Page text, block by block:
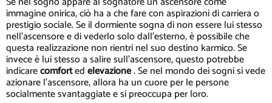
immagine onirica, ciò ha a che fare con aspirazioni di carriera o
prestigio sociale. Se il dormiente sogna di non essere lui stesso
nell'ascensore e di vederlo solo dall'esterno, è possibile che
questa realizzazione non rientri nel suo destino karmico. Se
invece è lui stesso a salire sull'ascensore, questo potrebbe
indicarecomfortedelevazione. Se nel mondo dei sogni si vede
azionare l'ascensore, allora ha un cuore per le persone
socialmente svantaggiate e si preoccupa per loro.